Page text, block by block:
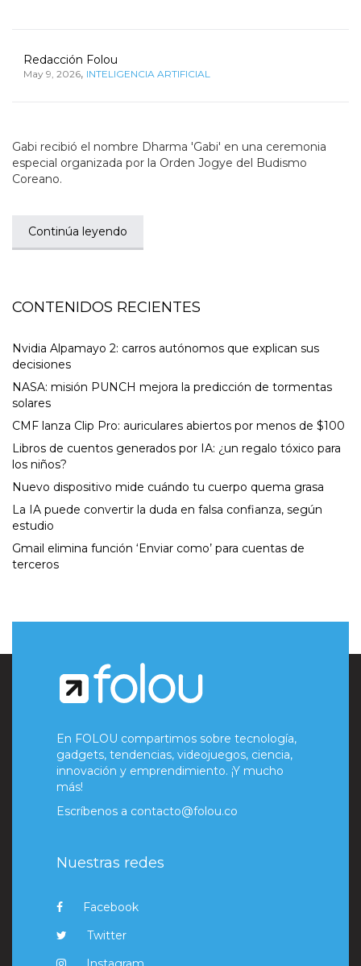
Redacción Folou
May 9, 2026, INTELIGENCIA ARTIFICIAL
Gabi recibió el nombre Dharma 'Gabi' en una ceremonia
especial organizada por la Orden Jogye del Budismo
Coreano.
Continúa leyendo
CONTENIDOS RECIENTES
Nvidia Alpamayo 2: carros autónomos que explican sus
decisiones
NASA: misión PUNCH mejora la predicción de tormentas
solares
CMF lanza Clip Pro: auriculares abiertos por menos de $100
Libros de cuentos generados por IA: ¿un regalo tóxico para
los niños?
Nuevo dispositivo mide cuándo tu cuerpo quema grasa
La IA puede convertir la duda en falsa confianza, según
estudio
Gmail elimina función ‘Enviar como’ para cuentas de
terceros
En FOLOU compartimos sobre tecnología,
gadgets, tendencias, videojuegos, ciencia,
innovación y emprendimiento. ¡Y mucho
más!
Escríbenos a contacto@folou.co
Nuestras redes
Facebook
Twitter